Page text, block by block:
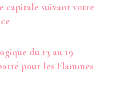
capitale suivant votre
du 13 au 19
pour les Flammes